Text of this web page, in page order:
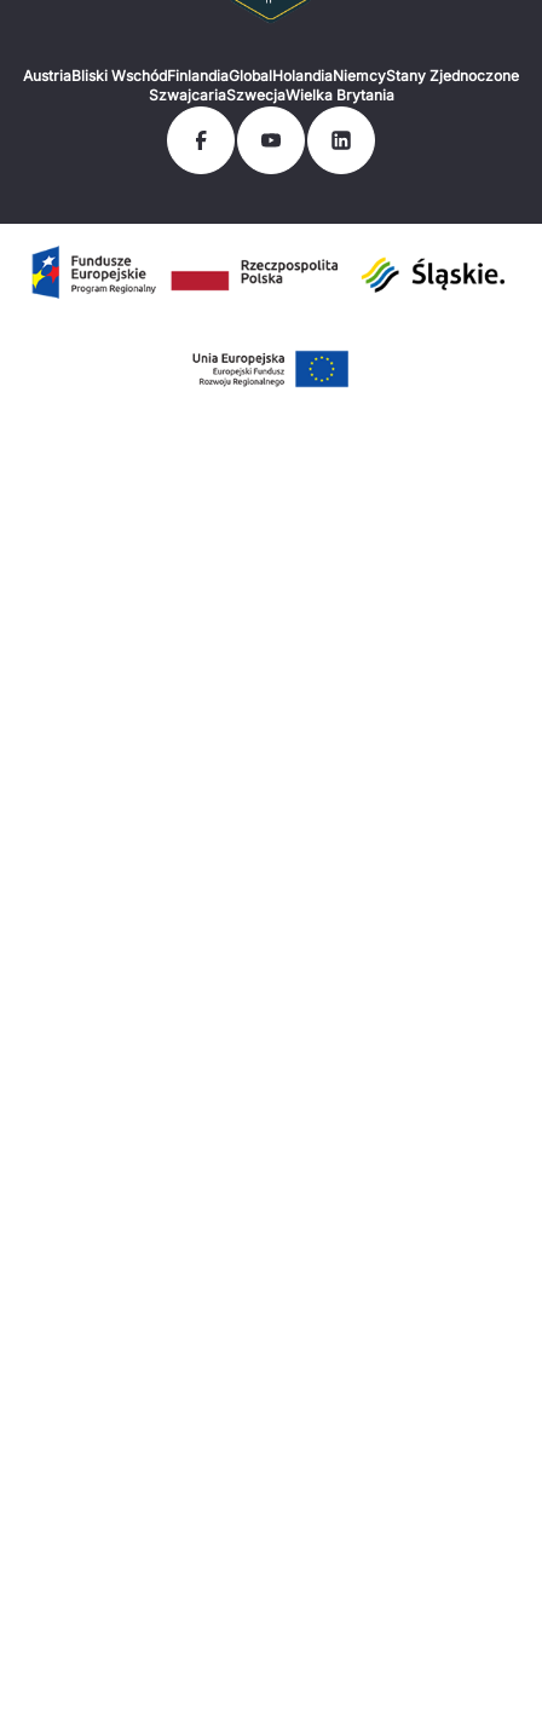
AustriaBliski WschódFinlandiaGlobalHolandiaNiemcyStany Zjednoczone
SzwajcariaSzwecjaWielka Brytania